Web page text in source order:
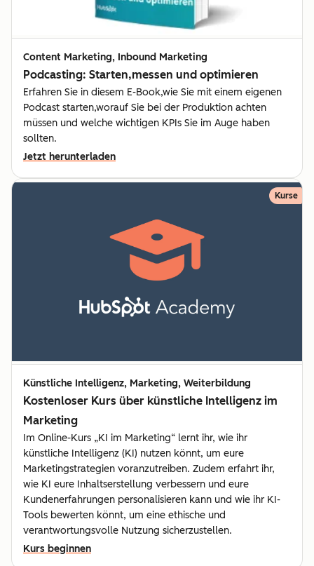
Content Marketing, Inbound Marketing
Podcasting: Starten,messen und optimieren
Erfahren Sie in diesem E-Book,wie Sie mit einem eigenen
Podcast starten,worauf Sie bei der Produktion achten
müssen und welche wichtigen KPIs Sie im Auge haben
sollten.
Jetzt herunterladen
Kurse
Künstliche Intelligenz, Marketing, Weiterbildung
Kostenloser Kurs über künstliche Intelligenz im
Marketing
Im Online-Kurs „KI im Marketing“ lernt ihr, wie ihr
künstliche Intelligenz (KI) nutzen könnt, um eure
Marketingstrategien voranzutreiben. Zudem erfahrt ihr,
wie KI eure Inhaltserstellung verbessern und eure
Kundenerfahrungen personalisieren kann und wie ihr KI-
Tools bewerten könnt, um eine ethische und
verantwortungsvolle Nutzung sicherzustellen.
Kurs beginnen